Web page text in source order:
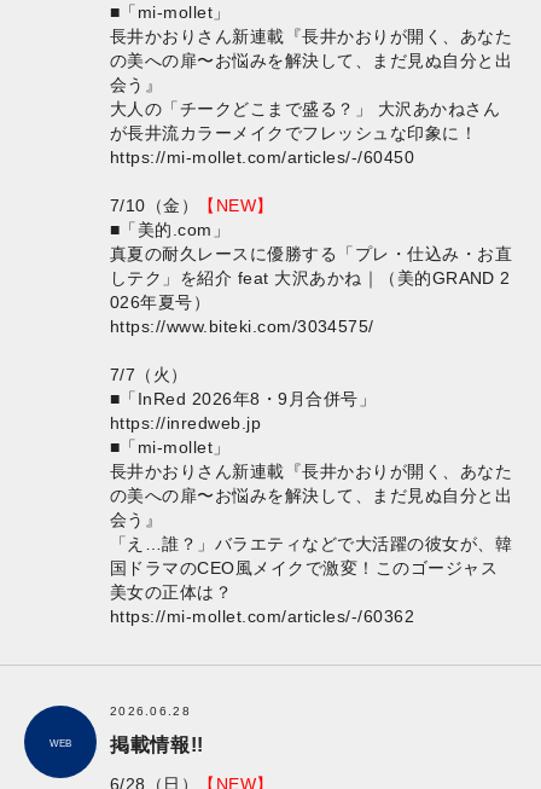
■「mi-mollet」
長井かおりさん新連載『長井かおりが開く、あなた
の美への扉〜お悩みを解決して、まだ見ぬ自分と出
会う』
大人の「チークどこまで盛る？」 大沢あかねさん
が長井流カラーメイクでフレッシュな印象に！
https://mi-mollet.com/articles/-/60450
7/10（金）
【NEW】
■「美的.com」
真夏の耐久レースに優勝する「プレ・仕込み・お直
しテク」を紹介 feat 大沢あかね｜（美的GRAND 2
026年夏号）
https://www.biteki.com/3034575/
7/7（火）
■「InRed 2026年8・9月合併号」
https://inredweb.jp
■「mi-mollet」
長井かおりさん新連載『長井かおりが開く、あなた
の美への扉〜お悩みを解決して、まだ見ぬ自分と出
会う』
「え…誰？」バラエティなどで大活躍の彼女が、韓
国ドラマのCEO風メイクで激変！このゴージャス
美女の正体は？
https://mi-mollet.com/articles/-/60362
WEB
2026.06.28
掲載情報!!
6/28（日）
【NEW】